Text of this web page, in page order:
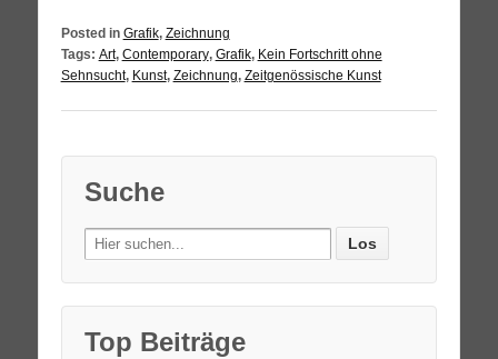
Posted in Grafik, Zeichnung
Tags: Art, Contemporary, Grafik, Kein Fortschritt ohne
Sehnsucht, Kunst, Zeichnung, Zeitgenössische Kunst
Suche
Search
for:
Top Beiträge